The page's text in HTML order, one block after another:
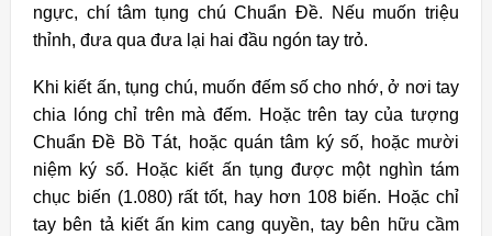
ngực, chí tâm tụng chú Chuẩn Đề. Nếu muốn triệu
thỉnh, đưa qua đưa lại hai đầu ngón tay trỏ.
Khi kiết ấn, tụng chú, muốn đếm số cho nhớ, ở nơi tay
chia lóng chỉ trên mà đếm. Hoặc trên tay của tượng
Chuẩn Đề Bồ Tát, hoặc quán tâm ký số, hoặc mười
niệm ký số. Hoặc kiết ấn tụng được một nghìn tám
chục biến (1.080) rất tốt, hay hơn 108 biến. Hoặc chỉ
tay bên tả kiết ấn kim cang quyền, tay bên hữu cầm